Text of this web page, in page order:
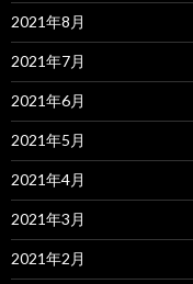
2021年8月
2021年7月
2021年6月
2021年5月
2021年4月
2021年3月
2021年2月